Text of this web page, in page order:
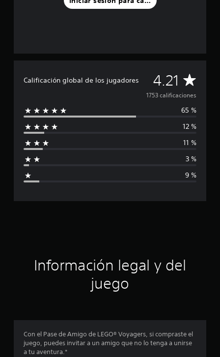
Calificación global de los jugadores 4.21 C
a
l
a
ó
r
o
1753 calificaciones
65 %
12 %
11 %
3 %
9 %
Información legal y del
juego
Con el Pase de Amigo de LEGO® Voyagers, si compraste el
juego, puedes invitar a un amigo que no lo tenga a unirse
a tu aventura.*